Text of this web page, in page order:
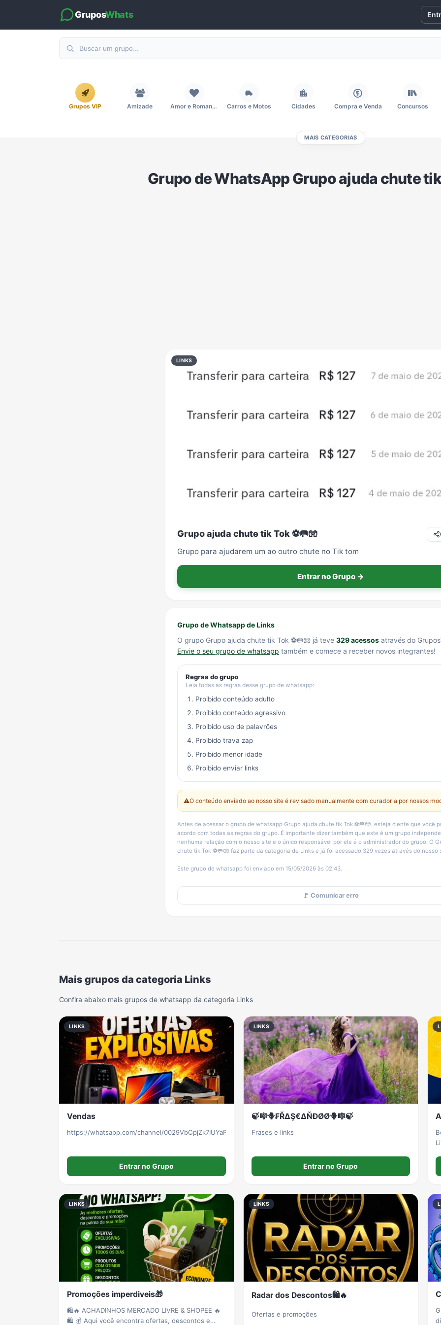
GruposWhats
Grupos VIP Amizade Amor e Romance Carros e Motos Cidades Compra e Venda Concursos
Moda e Beleza Música
MAIS CATEGORIAS
Grupo de WhatsApp Grupo ajuda chute tik
LINKS
Grupo ajuda chute tik Tok ⚽🥅🧤
Grupo para ajudarem um ao outro chute no Tik tom
Entrar no Grupo →
Grupo de Whatsapp de Links
O grupo Grupo ajuda chute tik Tok ⚽🥅🧤 já teve 329 acessos através do
Envie o seu grupo de whatsapp também e comece a receber novos integrantes!
Regras do grupo
Leia todas as regras desse grupo de whatsapp:
Proibido conteúdo adulto
Proibido conteúdo agressivo
Proibido uso de palavrões
Proibido trava zap
Proibido menor idade
Proibido enviar links
⚠️O conteúdo enviado ao nosso site é revisado manualmente com curadoria por nossos
Antes de acessar o grupo de whatsapp Grupo ajuda chute tik Tok ⚽🥅🧤, esteja ciente que você
acordo com todas as regras do grupo. É importante dizer também que este é um grupo
nenhuma relação com o nosso site e o único responsável por ele é o administrador do grupo. O
chute tik Tok ⚽🥅🧤 faz parte da categoria de Links e já foi acessado 329 vezes através do nosso
Este grupo de whatsapp foi enviado em 15/05/2026 às 02:43.
🚩 Comunicar erro
Mais grupos da categoria Links
Confira abaixo mais grupos de whatsapp da categoria Links
LINKS
Vendas
https://whatsapp.com/channel/0029VbCpjZk7IUYaPzoeya1v
Entrar no Grupo
LINKS
🍃🎼🪻₣ŘΔŞ€ΔŇĐØØ🪻🎼🍃
Frases e links
Entrar no Grupo
LINKS
Promoções imperdiveis🎁
🛍️🔥 ACHADINHOS MERCADO LIVRE & SHOPEE 🔥
🛍️ 💰 Aqui você encontra ofertas, descontos e
LINKS
Radar dos Descontos🛍️🔥
Ofertas e promoções